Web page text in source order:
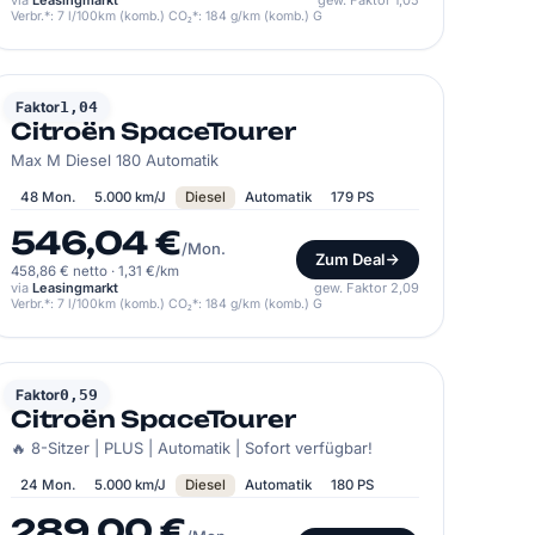
Verbr.*: 7 l/100km (komb.) CO₂*: 184 g/km (komb.) G
Faktor1,04
CITROËN
Citroën SpaceTourer
Max M Diesel 180 Automatik
48 Mon. 5.000 km/J Diesel Automatik 179 PS
546,04 €/Mon.
458,86 € netto · 1,31 €/km
Zum Deal
via Leasingmarkt gew. Faktor 2,09
Verbr.*: 7 l/100km (komb.) CO₂*: 184 g/km (komb.) G
Faktor0,59
CITROËN
Citroën SpaceTourer
🔥 8-Sitzer | PLUS | Automatik | Sofort verfügbar!
24 Mon. 5.000 km/J Diesel Automatik 180 PS